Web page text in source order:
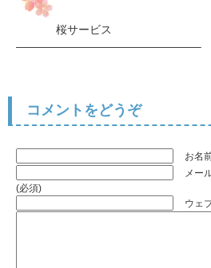
桜サービス
————————————————–
コメントをどうぞ
お名
メー
(必須)
ウェ